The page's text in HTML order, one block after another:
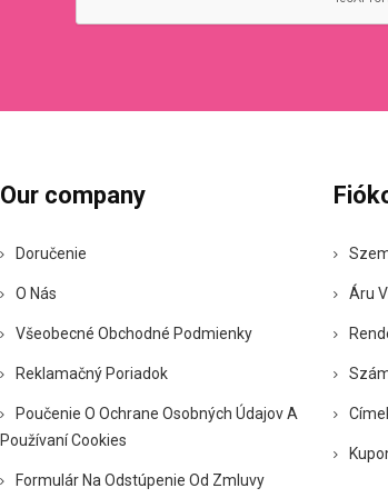
Our company
Doručenie
O Nás
Všeobecné Obchodné Podmienky
Reklamačný Poriadok
Poučenie O Ochrane Osobných Údajov A
Používaní Cookies
Formulár Na Odstúpenie Od Zmluvy
Áru